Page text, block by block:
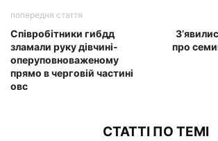
попередня стаття
Співробітники гибдд
зламали руку дівчині-
оперуповноваженому
прямо в черговій частині
овс
про
СТАТТІ ПО ТЕМІ